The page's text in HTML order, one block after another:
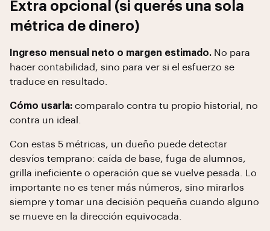
Extra opcional (si querés una sola
métrica de dinero)
Ingreso mensual neto o margen estimado. No para
hacer contabilidad, sino para ver si el esfuerzo se
traduce en resultado.
Cómo usarla: comparalo contra tu propio historial, no
contra un ideal.
Con estas 5 métricas, un dueño puede detectar
desvíos temprano: caída de base, fuga de alumnos,
grilla ineficiente o operación que se vuelve pesada. Lo
importante no es tener más números, sino mirarlos
siempre y tomar una decisión pequeña cuando alguno
se mueve en la dirección equivocada.